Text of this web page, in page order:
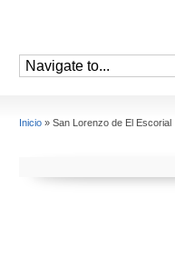
Inicio » San Lorenzo de El Escorial